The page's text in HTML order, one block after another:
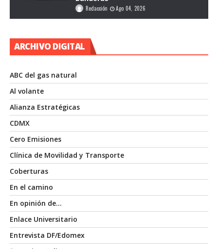
Redacción Ago 04, 2026
ARCHIVO DIGITAL
ABC del gas natural
Al volante
Alianza Estratégicas
CDMX
Cero Emisiones
Clínica de Movilidad y Transporte
Coberturas
En el camino
En opinión de…
Enlace Universitario
Entrevista DF/Edomex